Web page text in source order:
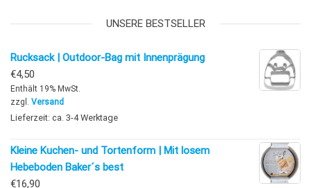
UNSERE BESTSELLER
Rucksack | Outdoor-Bag mit Innenprägung
€4,50
Enthält 19% MwSt.
zzgl. Versand
Lieferzeit: ca. 3-4 Werktage
Kleine Kuchen- und Tortenform | Mit losem
Hebeboden Baker´s best
€16,90